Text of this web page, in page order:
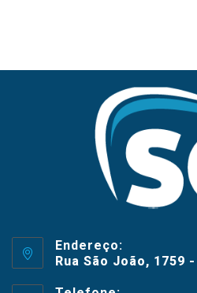
Endereço:
Rua São João, 1759